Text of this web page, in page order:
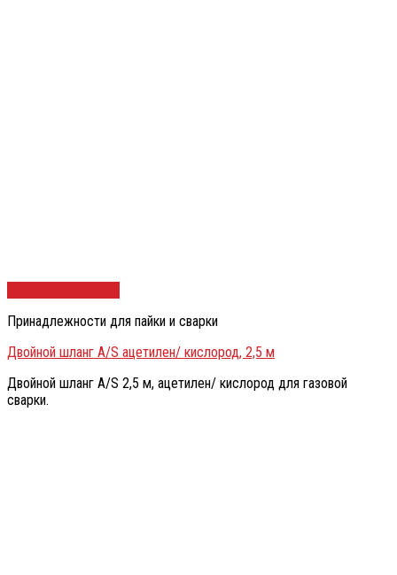
Принадлежности для пайки и сварки
Двойной шланг A/S ацетилен/ кислород, 2,5 м
Двойной шланг A/S 2,5 м, ацетилен/ кислород для газовой
сварки.